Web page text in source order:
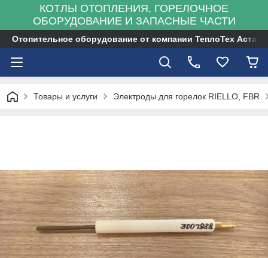
КОТЛЫ ОТОПЛЕНИЯ, ГОРЕЛОЧНОЕ
ОБОРУДОВАНИЕ И ЗАПАСНЫЕ ЧАСТИ
Отопительное оборудование от компании ТеплоТех Астана
Товары и услуги Электроды для горелок RIELLO, FBR